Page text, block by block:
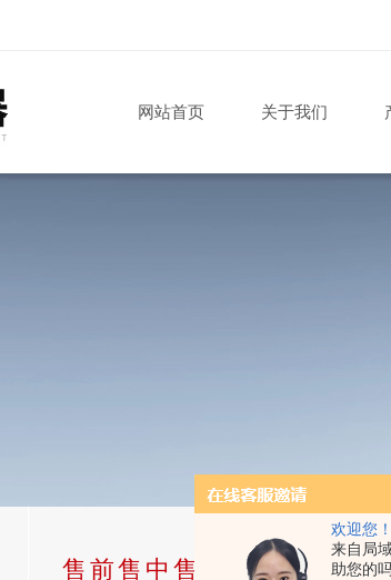
欢迎您！
来自局
助您的
网站首页 关于我们
售前售中售后完整的服务体